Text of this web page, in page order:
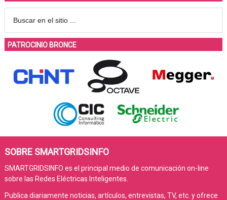
PATROCINIO BRONCE
SOBRE SMARTGRIDSINFO
SMARTGRIDSINFO es el principal medio de comunicación on-line
sobre las Redes Eléctricas Inteligentes.
Publica diariamente noticias, artículos, entrevistas, TV, etc. y ofrece